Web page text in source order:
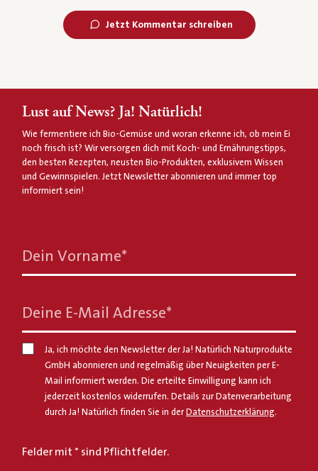
Jetzt Kommentar schreiben
Lust auf News? Ja! Natürlich!
Wie fermentiere ich Bio-Gemüse und woran erkenne ich, ob mein Ei
noch frisch ist? Wir versorgen dich mit Koch- und Ernährungstipps,
den besten Rezepten, neusten Bio-Produkten, exklusivem Wissen
und Gewinnspielen. Jetzt Newsletter abonnieren und immer top
informiert sein!
Dein Vorname*
Deine E-Mail Adresse*
Ja, ich möchte den Newsletter der Ja! Natürlich Naturprodukte
GmbH abonnieren und regelmäßig über Neuigkeiten per E-
Mail informiert werden. Die erteilte Einwilligung kann ich
jederzeit kostenlos widerrufen. Details zur Datenverarbeitung
durch Ja! Natürlich finden Sie in der Datenschutzerklärung.
Felder mit * sind Pflichtfelder.